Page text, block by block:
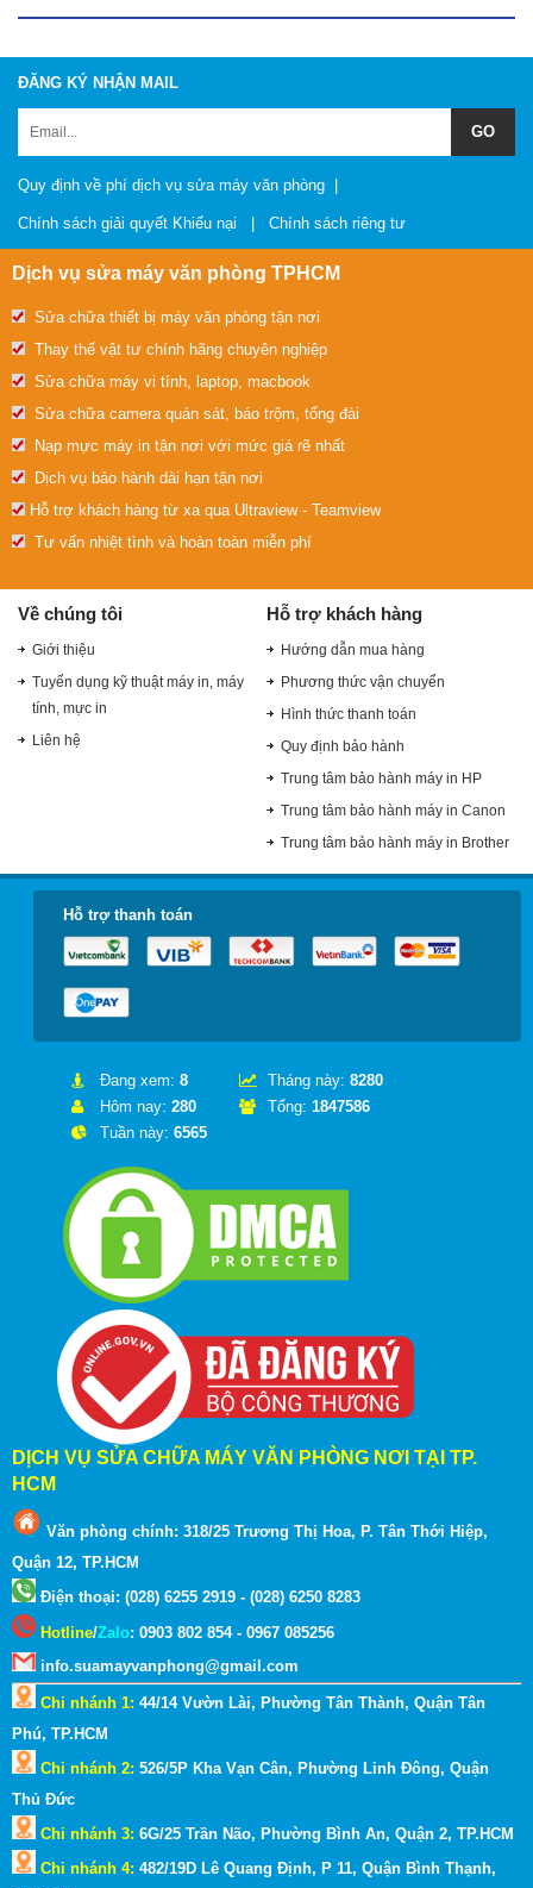
ĐĂNG KÝ NHẬN MAIL
Quy định về phí dịch vụ sửa máy văn phòng
Chính sách giải quyết Khiếu nại Chính sách riêng tư
Dịch vụ sửa máy văn phòng TPHCM
Sửa chữa thiết bị máy văn phòng tận nơi
Thay thế vật tư chính hãng chuyên nghiệp
Sửa chữa máy vi tính, laptop, macbook
Sửa chữa camera quán sát, báo trộm, tổng đài
Nạp mực máy in tận nơi với mức giá rẽ nhất
Dịch vụ bảo hành dài hạn tận nơi
Hỗ trợ khách hàng từ xa qua Ultraview - Teamview
Tư vấn nhiệt tình và hoàn toàn miễn phí
Về chúng tôi
Giới thiệu
Tuyển dụng kỹ thuật máy in, máy
tính, mực in
Liên hệ
Hỗ trợ khách hàng
Hướng dẫn mua hàng
Phương thức vận chuyển
Hình thức thanh toán
Quy định bảo hành
Trung tâm bảo hành máy in HP
Trung tâm bảo hành máy in Canon
Trung tâm bảo hành máy in Brother
Hỗ trợ thanh toán
Đang xem: 8
Hôm nay: 280
Tuần này: 6565
Tháng này: 8280
Tổng: 1847586
DỊCH VỤ SỬA CHỮA MÁY VĂN PHÒNG NƠI TẠI TP.
HCM
Văn phòng chính: 318/25 Trương Thị Hoa, P. Tân Thới Hiệp,
Quận 12, TP.HCM
Điện thoại: (028) 6255 2919 - (028) 6250 8283
Hotline/Zalo: 0903 802 854 - 0967 085256
info.suamayvanphong@gmail.com
Chi nhánh 1: 44/14 Vườn Lài, Phường Tân Thành, Quận Tân
Phú, TP.HCM
Chi nhánh 2: 526/5P Kha Vạn Cân, Phường Linh Đông, Quận
Thủ Đức
Chi nhánh 3: 6G/25 Trần Não, Phường Bình An, Quận 2, TP.HCM
Chi nhánh 4: 482/19D Lê Quang Định, P 11, Quận Bình Thạnh,